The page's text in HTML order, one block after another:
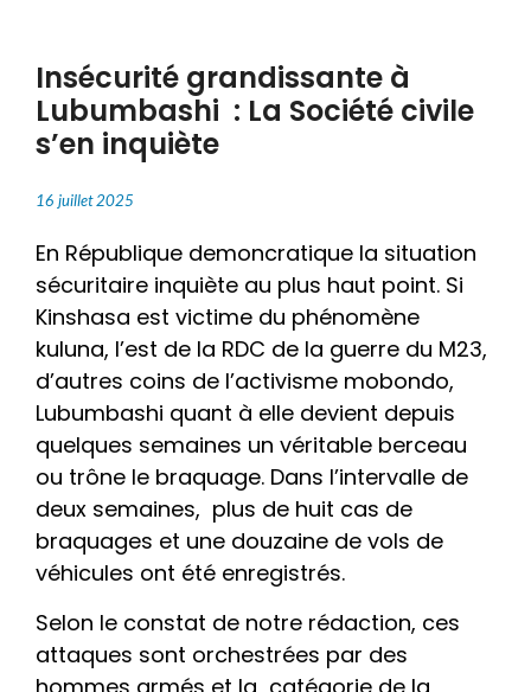
Insécurité grandissante à
Lubumbashi : La Société civile
s’en inquiète
16 juillet 2025
En République demoncratique la situation
sécuritaire inquiète au plus haut point. Si
Kinshasa est victime du phénomène
kuluna, l’est de la RDC de la guerre du M23,
d’autres coins de l’activisme mobondo,
Lubumbashi quant à elle devient depuis
quelques semaines un véritable berceau
ou trône le braquage. Dans l’intervalle de
deux semaines, plus de huit cas de
braquages et une douzaine de vols de
véhicules ont été enregistrés.
Selon le constat de notre rédaction, ces
attaques sont orchestrées par des